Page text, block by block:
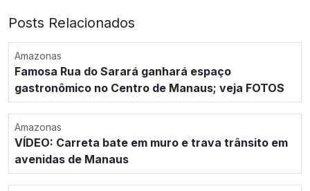
Posts Relacionados
Amazonas
Famosa Rua do Sarará ganhará espaço
gastronômico no Centro de Manaus; veja FOTOS
Amazonas
VÍDEO: Carreta bate em muro e trava trânsito em
avenidas de Manaus